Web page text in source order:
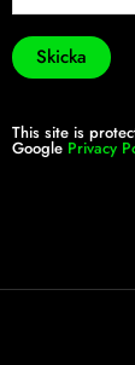
This site is
Google Privacy